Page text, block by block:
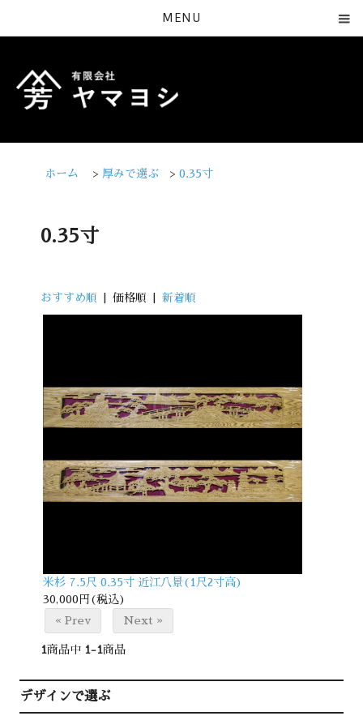
MENU
ホーム > 厚みで選ぶ > 0.35寸
0.35寸
おすすめ順 | 価格順 | 新着順
米杉 7.5尺 0.35寸 近江八景(1尺2寸高)
30,000円(税込)
« Prev
Next »
1商品中 1-1商品
デザインで選ぶ